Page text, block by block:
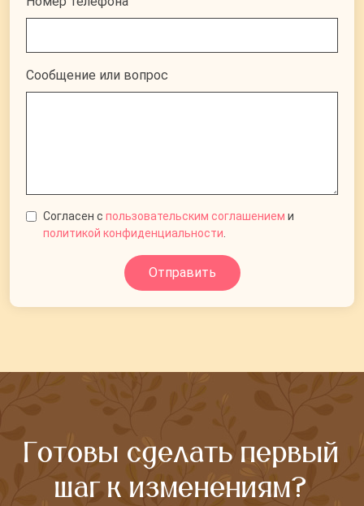
Сообщение или вопрос
Согласен с пользовательским соглашением и
политикой конфиденциальности.
Отправить
Готовы сделать первый
шаг к изменениям?